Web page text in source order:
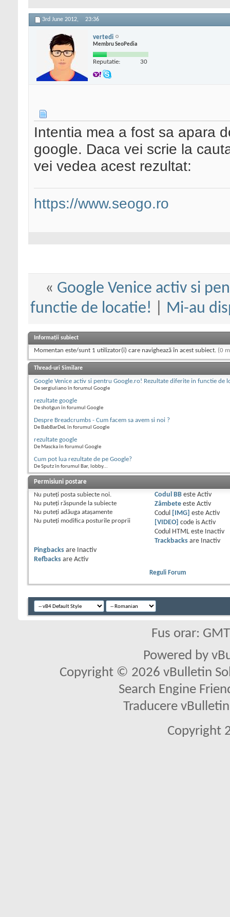
3rd June 2012, 23:36
vertedi
Membru SeoPedia
Reputatie: 30
Intentia mea a fost sa apara
google. Daca vei scrie la
vei vedea acest rezultat:
https://www.seogo.ro
« Google Venice activ si
functie de locatie!
Mi-au
Informații subiect
Momentan este/sunt 1 utilizator(i) care navighează în acest subiect. (0
Thread-uri Similare
Google Venice activ si pentru Google.ro! Rezultate diferite in functie de
De sergiuliano în forumul Google
rezultate google
De shotgun în forumul Google
Despre Breadcrumbs - Cum facem sa avem si noi ?
De BabBarDeL în forumul Google
rezultate google
De Mascka în forumul Google
Cum pot lua rezultate de pe Google?
De Sputz în forumul Bar, lobby...
Permisiuni postare
Nu puteţi posta subiecte noi.
Nu puteţi răspunde la subiecte
Nu puteţi adăuga ataşamente
Nu puteţi modifica posturile proprii
Codul BBeste Activ
Zâmbeteeste Activ
Codul
[IMG] este Activ
[VIDEO]
code is Activ
Codul HTML este
Inactiv
Trackbacksare
Inactiv
Pingbacks are
Inactiv
Refbacks are Activ
Reguli Forum
Fus orar:
Powered by
Copyright © 2026 vBulletin
Search Engine
Traducere
Copyright